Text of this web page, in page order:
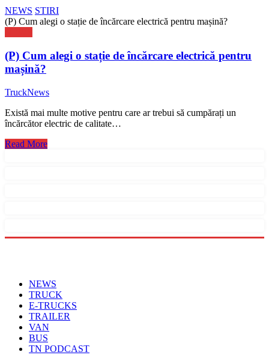
NEWS STIRI
(P) Cum alegi o stație de încărcare electrică pentru mașină?
(P) Cum alegi o stație de încărcare electrică pentru
mașină?
TruckNews
Există mai multe motive pentru care ar trebui să cumpărați un
încărcător electric de calitate…
Read More
NEWS
TRUCK
E-TRUCKS
TRAILER
VAN
BUS
TN PODCAST